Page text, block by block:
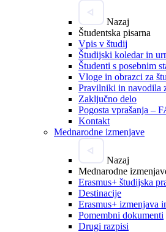
Nazaj
Študentska pisarna
Vpis v študij
Študijski koledar in
Študenti s posebnim
Vloge in obrazci za
Pravilniki in navodila
Zaključno delo
Pogosta vprašanja –
Kontakt
Mednarodne izmenjave
Nazaj
Mednarodne
Erasmus+ študijska
Destinacije
Erasmus+ izmenjava
Pomembni dokumenti
Drugi razpisi